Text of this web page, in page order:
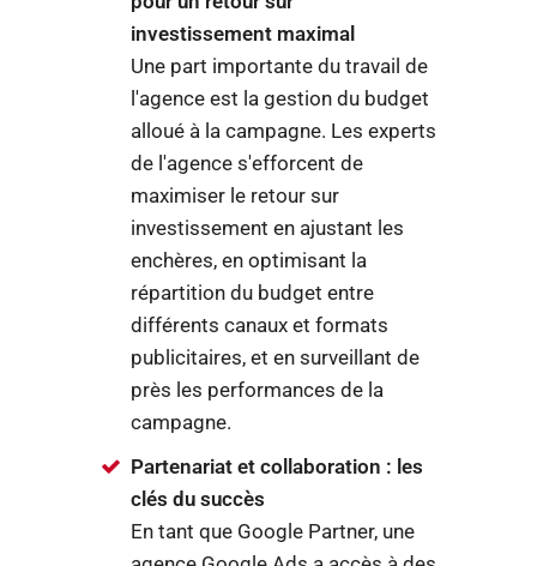
investissement maximal
Une part importante du travail de
l'agence est la gestion du budget
alloué à la campagne. Les experts
de l'agence s'efforcent de
maximiser le retour sur
investissement en ajustant les
enchères, en optimisant la
répartition du budget entre
différents canaux et formats
publicitaires, et en surveillant de
près les performances de la
campagne.
Partenariat et collaboration : les
clés du succès
En tant que Google Partner, une